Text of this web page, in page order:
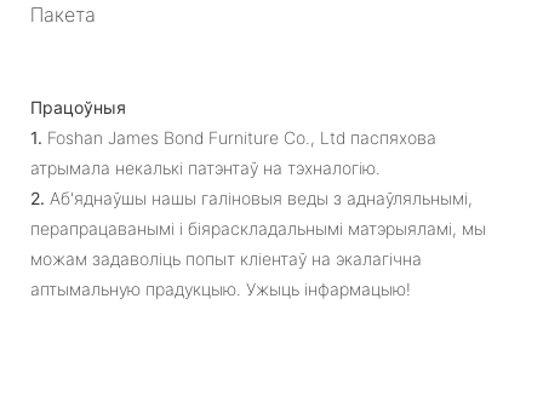
Пакета
Працоўныя
1. Foshan James Bond Furniture Co., Ltd паспяхова
атрымала некалькі патэнтаў на тэхналогію.
2. Аб'яднаўшы нашы галіновыя веды з аднаўляльнымі,
перапрацаванымі і біяраскладальнымі матэрыяламі, мы
можам задаволіць попыт кліентаў на экалагічна
аптымальную прадукцыю. Ужыць інфармацыю!